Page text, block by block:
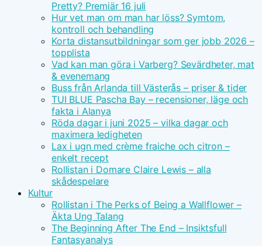
Pretty? Premiär 16 juli
Hur vet man om man har löss? Symtom,
kontroll och behandling
Korta distansutbildningar som ger jobb 2026 –
topplista
Vad kan man göra i Varberg? Sevärdheter, mat
& evenemang
Buss från Arlanda till Västerås – priser & tider
TUI BLUE Pascha Bay – recensioner, läge och
fakta i Alanya
Röda dagar i juni 2025 – vilka dagar och
maximera ledigheten
Lax i ugn med crème fraiche och citron –
enkelt recept
Rollistan i Domare Claire Lewis – alla
skådespelare
Kultur
Rollistan i The Perks of Being a Wallflower –
Äkta Ung Talang
The Beginning After The End – Insiktsfull
Fantasyanalys